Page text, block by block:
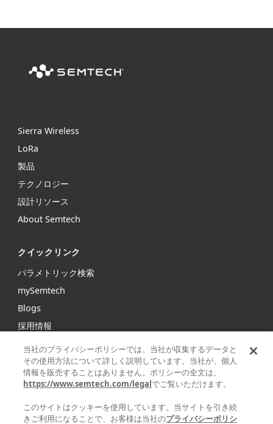
Sierra Wireless
LoRa
製品
テクノロジー
設計リソース
About Semtech
クイックリンク
パラメトリック検索
mySemtech
Blogs
採用情報
お問い合わせ
Semtechは、インフラストラクチャ、ハイエンドコンシュー
マープロダクト、産業機器向けの高性能アナログ/ミックスド
シグナル半導体および高度アルゴリズムの大手グローバルサ
プライヤです。
当社のプライバシーポリシーでは、当社が収集するデータと
その使用方法について詳しく説明しています。当社が、個人
情報を販売することはありません。ポリシーの全文は、
https://www.semtech.com/legalでご覧いただけます。
このサイトはクッキーを使用しています。当サイトを引き続
きご利用になることで、お客様は当社のプライバシーポリシ